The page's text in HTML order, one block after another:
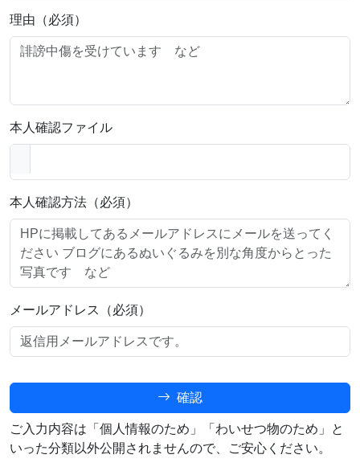
理由（必須）
本人確認ファイル
本人確認方法（必須）
メールアドレス（必須）
確認
ご入力内容は「個人情報のため」「わいせつ物のため」と
いった分類以外公開されませんので、ご安心ください。